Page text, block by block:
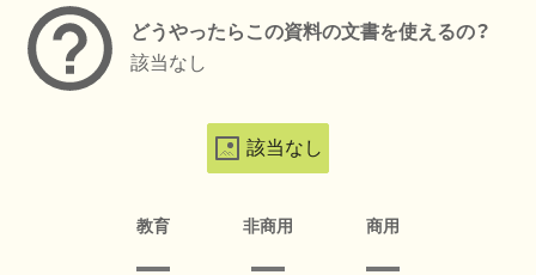
どうやったらこの資料の文書を使えるの？
該当なし
該当なし
教育 非商用 商用